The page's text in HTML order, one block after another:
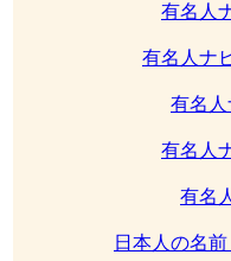
有名人
有名人ナ
有名
有名人
有名
日本人の名